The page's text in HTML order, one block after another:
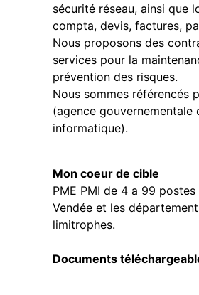
sécurité réseau, ainsi que
compta, devis, factures,
Nous proposons des
services pour la
prévention des risques.
Nous sommes référencés
(agence gouvernementale
informatique).
Mon coeur de cible
PME PMI de 4 a 99 postes
Vendée et les
limitrophes.
Documents